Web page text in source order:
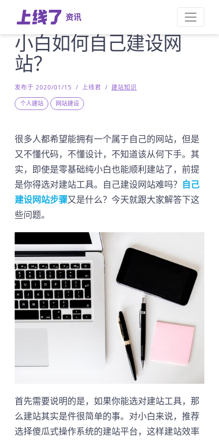
资讯
小白如何自己建设网
站？
发布于 2020/01/15 / 上线君 / 建站知识
个人建站
网站建设
很多人都希望能拥有一个属于自己的网站，但是
又不懂代码，不懂设计，不知道该从何下手。其
实，即使是零基础纯小白也能顺利建站了，前提
是你得选对建站工具。自己建设网站难吗？ 自己
建设网站步骤又是什么？今天就跟大家解答下这
些问题。
首先需要说明的是，如果你能选对建站工具，那
么建站其实是件很简单的事。对小白来说，推荐
选择傻瓜式操作系统的建站平台，这样建站效率